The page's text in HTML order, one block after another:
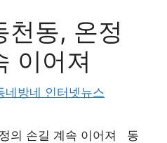
천동, 온정
이어져
네방네 인터넷뉴스
의 손길 계속 이어져 동